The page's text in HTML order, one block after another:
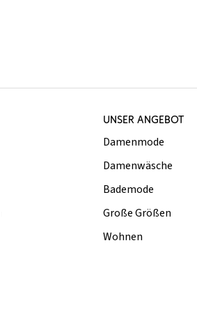
UNSER ANGEBOT
Damenmode
Damenwäsche
Bademode
Große Größen
Wohnen